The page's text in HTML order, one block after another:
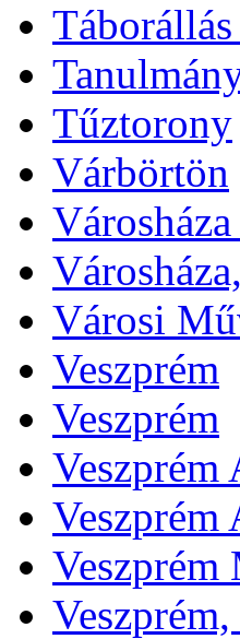
Tűztorony
Várbörtön
Városi
Veszprém
Veszprém
Veszprém
Veszprém